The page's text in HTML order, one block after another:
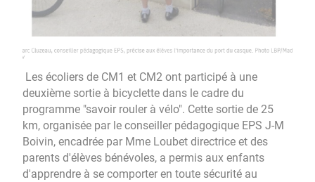
Les écoliers de CM1 et CM2 ont participé à une
deuxième sortie à bicyclette dans le cadre du
programme "savoir rouler à vélo". Cette sortie de 25
km, organisée par le conseiller pédagogique EPS J-M
Boivin, encadrée par Mme Loubet directrice et des
parents d'élèves bénévoles, a permis aux enfants
d'apprendre à se comporter en toute sécurité au